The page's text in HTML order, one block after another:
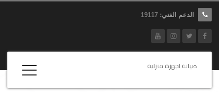
الدعم الفني: 19117
صيانة اجهزة منزلية